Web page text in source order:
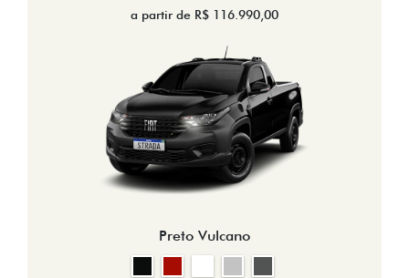
a partir de R$ 116.990,00
Preto Vulcano